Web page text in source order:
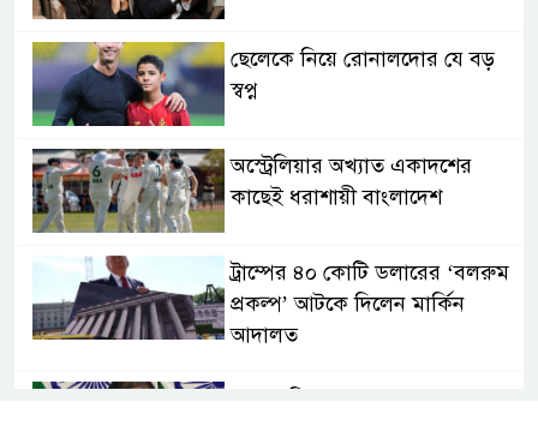
ছেলেকে নিয়ে রোনালদোর যে বড়
স্বপ্ন
অস্ট্রেলিয়ার অখ্যাত একাদশের
কাছেই ধরাশায়ী বাংলাদেশ
ট্রাম্পের ৪০ কোটি ডলারের ‘বলরুম
প্রকল্প’ আটকে দিলেন মার্কিন
আদালত
শেখ হাসিনার বক্তব্যে ভারতের